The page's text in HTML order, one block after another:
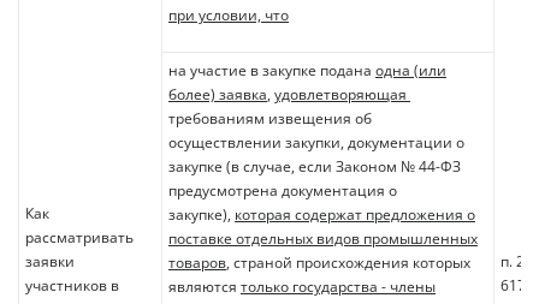
Как
рассматривать
заявки
участников в
п. 2
617
при условии, что
на участие в закупке подана одна (или
более) заявка, удовлетворяющая
требованиям извещения об
осуществлении закупки, документации о
закупке (в случае, если Законом № 44-ФЗ
предусмотрена документация о
закупке), которая содержат предложения о
поставке отдельных видов промышленных
товаров, страной происхождения которых
являются только государства - члены